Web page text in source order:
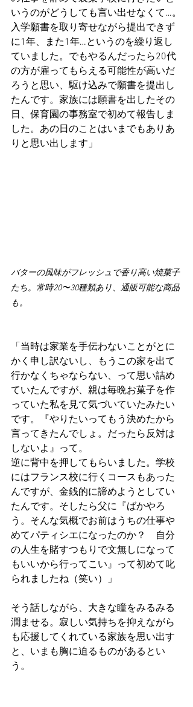
いうのがどうしても言い出せなくて…。
入学願書を取り寄せながら提出できず
に1年、また1年…というのを繰り返し
ていました。でもやるんだったら20代
の方が雇ってもらえる可能性が高いだ
ろうと思い、駆け込みで願書を提出し
たんです。家族には願書を出したその
日、保育園の事務室で初めて報告しま
した。あの日のことはいまでもありあ
りと思い出します」
バターの風味がフレッシュで香り高い焼菓子
たち。常時20〜30種類あり、通販可能な商品
も。
「当時は家業を手伝わないことがとに
かく申し訳ないし、もうこの家を出て
行かなくちゃならない、って思い詰め
ていたんですが、親は毎晩お菓子を作
っていた私を見て気づいていたみたい
です。『やりたいってもう決めたから
言ってきたんでしょ。だったら反対は
しないよ』って。
逆に背中を押してもらいました。学校
にはフランス校に行くコースもあった
んですが、金銭的に諦めようとしてい
たんです。そしたら父に『ばかやろ
う。そんな気概でお前はうちの仕事や
めてパティシエになったのか？　自分
の人生を賭すつもりで文無しになって
もいいから行ってこい』って初めて叱
られましたね（笑い）」
そう話しながら、大きな瞳をみるみる
潤ませる。寂しい気持ちを抑えながら
も応援してくれている家族を思い出す
と、いまも胸に迫るものがあるとい
う。